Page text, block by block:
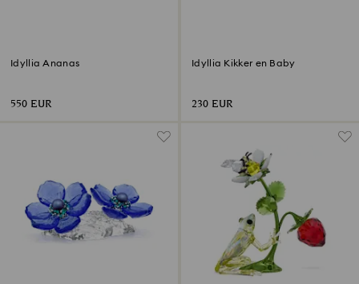
Idyllia Ananas
550 EUR
Idyllia Kikker en Baby
230 EUR